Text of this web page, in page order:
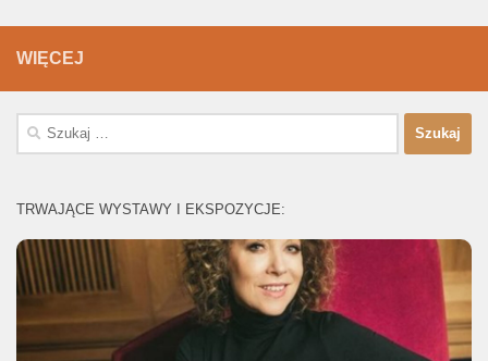
WIĘCEJ
Szukaj:
TRWAJĄCE WYSTAWY I EKSPOZYCJE: